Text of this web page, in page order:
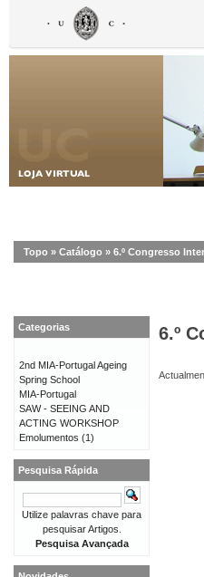
Topo » Catálogo » 6.º Congresso
6.º
Categorias
2nd MIA-Portugal Ageing
Spring School
MIA-Portugal
SAW - SEEING AND
ACTING WORKSHOP
Emolumentos (1)
Pesquisa Rápida
Utilize palavras chave para
pesquisar Artigos.
Pesquisa Avançada